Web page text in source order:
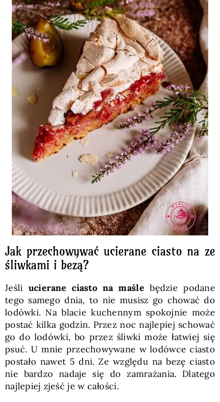
Jak przechowywać ucierane ciasto na ze
śliwkami i bezą?
Jeśli ucierane ciasto na maśle będzie podane
tego samego dnia, to nie musisz go chować do
lodówki. Na blacie kuchennym spokojnie może
postać kilka godzin. Przez noc najlepiej schować
go do lodówki, bo przez śliwki może łatwiej się
psuć. U mnie przechowywane w lodówce ciasto
postało nawet 5 dni. Ze względu na bezę ciasto
nie bardzo nadaje się do zamrażania. Dlatego
najlepiej zjeść je w całości.